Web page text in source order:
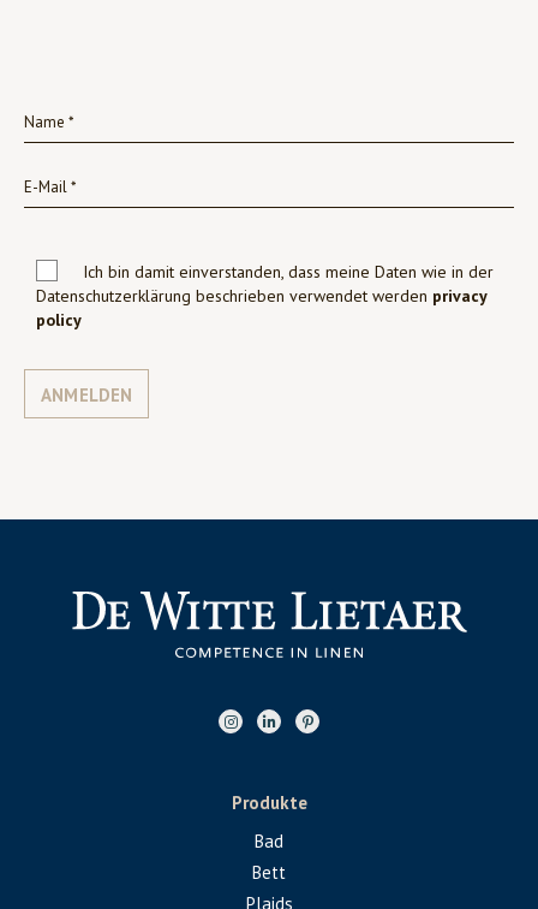
Ich bin damit einverstanden, dass meine Daten wie in der
Datenschutzerklärung beschrieben verwendet werden privacy
policy
ANMELDEN
Produkte
Bad
Bett
Plaids